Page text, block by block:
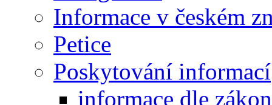
Informace v českém
Petice
Poskytování informací
informace dle